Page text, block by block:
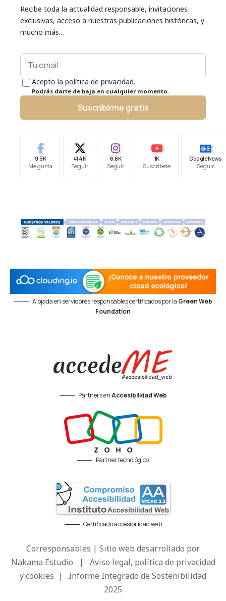
Recibe toda la actualidad responsable, invitaciones
exclusivas, acceso a nuestras publicaciones históricas, y
mucho más…
Acepto la política de privacidad.
Podrás darte de baja en cualquier momento.
Suscribirme gratis
9.5K
Me gusta
41.4K
Seguir
6.6K
Seguir
1K
Suscríbete
Google News
Seguir
Alojada en servidores responsables certificados por la Green Web
Foundation
Partners enAccesibilidad Web
Partner tecnológico
Certificado accesibilidad web
Corresponsables | Sitio web desarrollado por
Nakama Estudio | Aviso legal, política de privacidad
y cookies | Informe Integrado de Sostenibilidad
2025